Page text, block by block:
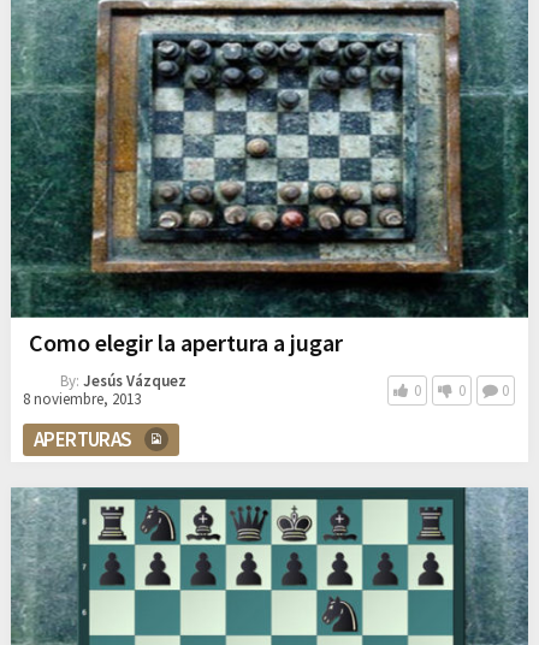
Como elegir la apertura a jugar
By: Jesús Vázquez
8 noviembre, 2013
0 0 0
APERTURAS